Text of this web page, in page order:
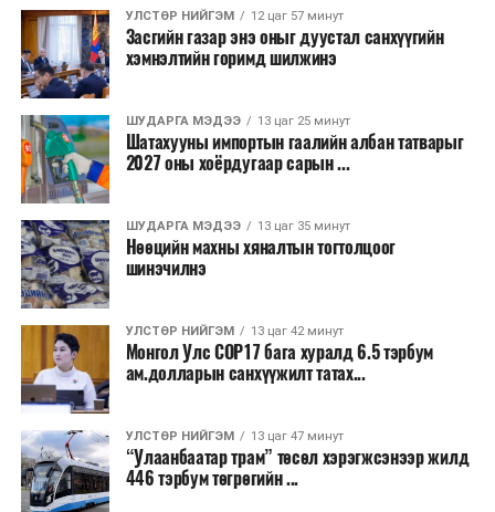
байна.
ТЭРЭЛЖ ОРЧМООР:Багавтар үүлтэй.
Бороо орохгүй. Салхи баруун хойноос
секундэд 4-9 метр. 25-27 хэм дулаан
байна.
2026 оны наймдугаар сарын 07-ноос
2026 оны наймдугаар сарын 11-нийг хүртэлх
цаг агаарын урьдчилсан төлөв
Наймдугаар сарын 7-нд баруун болон төвийн
аймгуудын нутгийн хойд хэсгээр, 8-нд баруун
аймгуудын нутгийн хойд хэсэг, төвийн
аймгуудын нутгийн зарим газраар, 9-нд баруун
аймгуудын нутгийн зүүн, говийн аймгуудын
нутгийн хойд, зүүн аймгуудын нутгийн баруун
хэсэг, төвийн аймгуудын ихэнх нутгаар, 10-нд
төв, зүүн, говийн аймгуудын ихэнх нутгаар
УЛСТӨР НИЙГЭМ 12 цаг 57 минут
Засгийн газар энэ оныг дуустал санхүүгийн
хэмнэлтийн горимд шилжинэ
ШУДАРГА МЭДЭЭ 13 цаг 25 минут
Шатахууны импортын гаалийн албан татварыг
2027 оны хоёрдугаар сарын ...
ШУДАРГА МЭДЭЭ 13 цаг 35 минут
Нөөцийн махны хяналтын тогтолцоог
шинэчилнэ
УЛСТӨР НИЙГЭМ 13 цаг 42 минут
Монгол Улс COP17 бага хуралд 6.5 тэрбум
ам.долларын санхүүжилт татах...
УЛСТӨР НИЙГЭМ 13 цаг 47 минут
“Улаанбаатар трам” төсөл хэрэгжсэнээр жилд
446 тэрбум төгрөгийн ...